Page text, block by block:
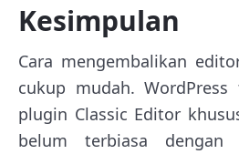
Kesimpulan
Cara mengembalikan
cukup mudah. WordPress
plugin Classic Editor
belum terbiasa dengan